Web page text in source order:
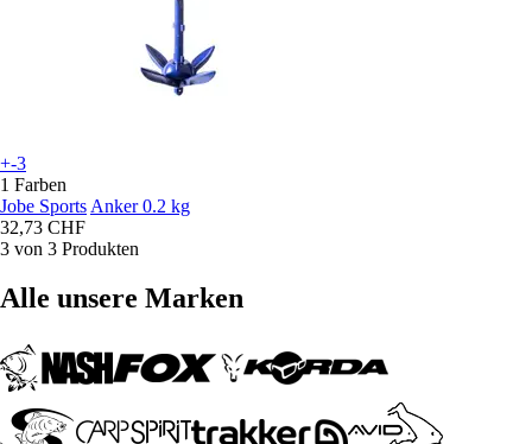
+-3
1 Farben
Jobe Sports Anker 0.2 kg
32,73 CHF
3 von 3 Produkten
Alle unsere Marken